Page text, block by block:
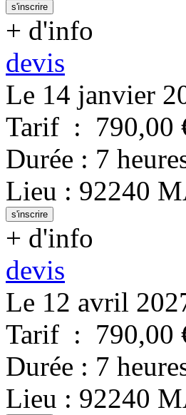
s'inscrire
+ d'info
devis
Le 14 janvier
Tarif : 790,00
Durée : 7
Lieu : 92240
s'inscrire
+ d'info
devis
Le 12 avril
Tarif : 790,00
Durée : 7
Lieu : 92240